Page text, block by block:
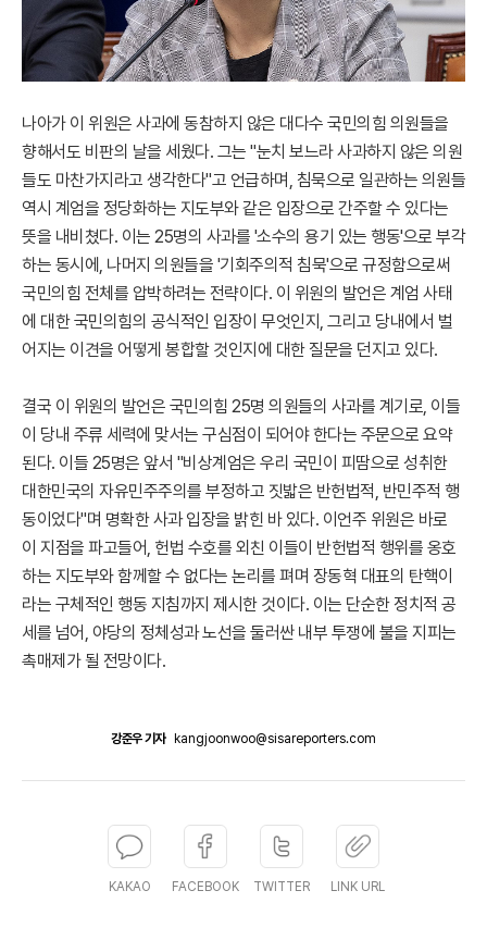
나아가 이 위원은 사과에 동참하지 않은 대다수 국민의힘 의원들을
향해서도 비판의 날을 세웠다. 그는 "눈치 보느라 사과하지 않은 의원
들도 마찬가지라고 생각한다"고 언급하며, 침묵으로 일관하는 의원들
역시 계엄을 정당화하는 지도부와 같은 입장으로 간주할 수 있다는
뜻을 내비쳤다. 이는 25명의 사과를 '소수의 용기 있는 행동'으로 부각
하는 동시에, 나머지 의원들을 '기회주의적 침묵'으로 규정함으로써
국민의힘 전체를 압박하려는 전략이다. 이 위원의 발언은 계엄 사태
에 대한 국민의힘의 공식적인 입장이 무엇인지, 그리고 당내에서 벌
어지는 이견을 어떻게 봉합할 것인지에 대한 질문을 던지고 있다.
결국 이 위원의 발언은 국민의힘 25명 의원들의 사과를 계기로, 이들
이 당내 주류 세력에 맞서는 구심점이 되어야 한다는 주문으로 요약
된다. 이들 25명은 앞서 "비상계엄은 우리 국민이 피땀으로 성취한
대한민국의 자유민주주의를 부정하고 짓밟은 반헌법적, 반민주적 행
동이었다"며 명확한 사과 입장을 밝힌 바 있다. 이언주 위원은 바로
이 지점을 파고들어, 헌법 수호를 외친 이들이 반헌법적 행위를 옹호
하는 지도부와 함께할 수 없다는 논리를 펴며 장동혁 대표의 탄핵이
라는 구체적인 행동 지침까지 제시한 것이다. 이는 단순한 정치적 공
세를 넘어, 야당의 정체성과 노선을 둘러싼 내부 투쟁에 불을 지피는
촉매제가 될 전망이다.
강준우 기자 kangjoonwoo@sisareporters.com
KAKAO FACEBOOK TWITTER LINK URL